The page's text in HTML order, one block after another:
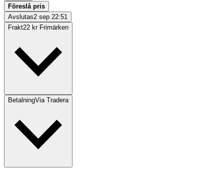
Föreslå pris
Avslutas2 sep 22:51
Frakt22 kr Frimärken
BetalningVia Tradera